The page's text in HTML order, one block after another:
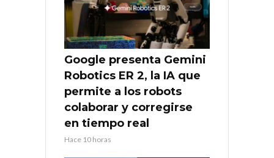
Google presenta Gemini
Robotics ER 2, la IA que
permite a los robots
colaborar y corregirse
en tiempo real
Hace 10 horas